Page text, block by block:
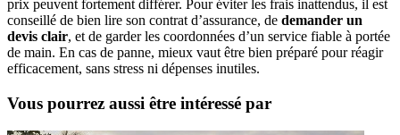
prix peuvent fortement différer. Pour éviter les frais inattendus, il est
conseillé de bien lire son contrat d’assurance, de demander un
devis clair, et de garder les coordonnées d’un service fiable à portée
de main. En cas de panne, mieux vaut être bien préparé pour réagir
efficacement, sans stress ni dépenses inutiles.
Vous pourrez aussi être intéressé par